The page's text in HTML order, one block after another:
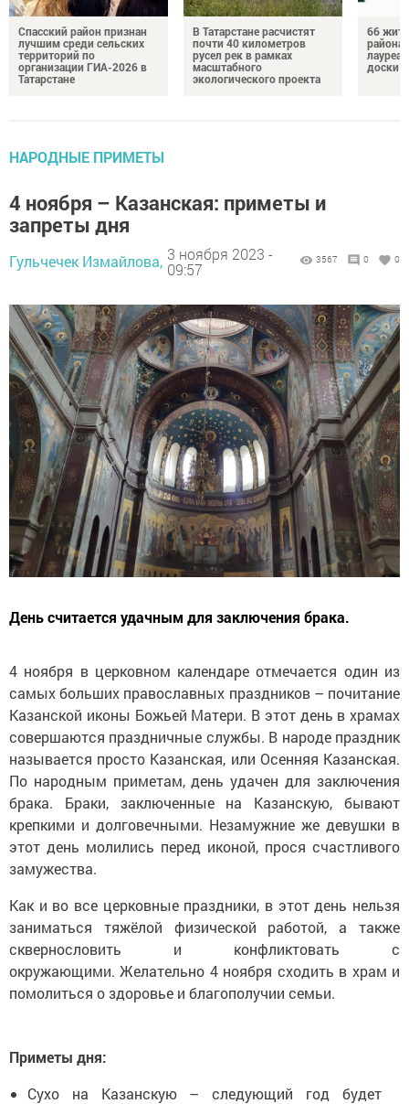
Спасский район признан
лучшим среди сельских
территорий по
организации ГИА-2026 в
Татарстане
В Татарстане расчистят
почти 40 километров
русел рек в рамках
масштабного
экологического проекта
66
района
доски
НАРОДНЫЕ ПРИМЕТЫ
4 ноября – Казанская: приметы и
запреты дня
Гульчечек Измайлова, 3 ноября 2023 -
09:57
3567 0 0
День считается удачным для заключения брака.
4 ноября в церковном календаре отмечается один из
самых больших православных праздников – почитание
Казанской иконы Божьей Матери. В этот день в храмах
совершаются праздничные службы. В народе праздник
называется просто Казанская, или Осенняя Казанская.
По народным приметам, день удачен для заключения
брака. Браки, заключенные на Казанскую, бывают
крепкими и долговечными. Незамужние же девушки в
этот день молились перед иконой, прося счастливого
замужества.
Как и во все церковные праздники, в этот день нельзя
заниматься тяжёлой физической работой, а также
сквернословить и конфликтовать с
окружающими. Желательно 4 ноября сходить в храм и
помолиться о здоровье и благополучии семьи.
Приметы дня:
Сухо на Казанскую – следующий год будет